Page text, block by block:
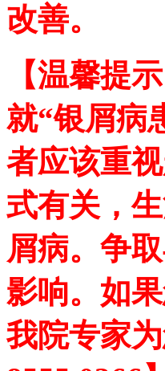
改善。
【温馨提
就“银屑病
者应该重
式有关，
屑病。争
影响。如
我院专家